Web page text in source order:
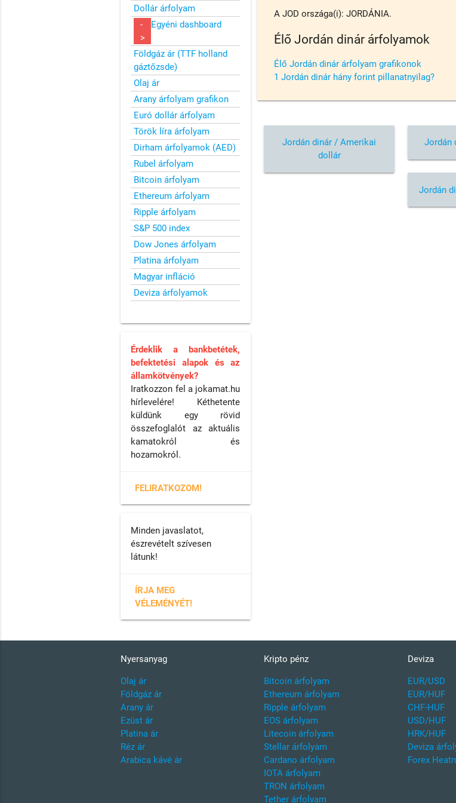
A JOD országa(i): JORDÁNIA.
Élő Jordán dinár árfolyamok
Élő Jordán dinár árfolyam grafikonok
1 Jordán dinár hány forint pillanatnyilag?
Jordán dinár / Amerikai
dollár
Jordán
Jordán
Dollár árfolyam
-
>
Egyéni dashboard
Földgáz ár (TTF holland
gáztőzsde)
Olaj ár
Arany árfolyam grafikon
Euró dollár árfolyam
Török líra árfolyam
Dirham árfolyamok (AED)
Rubel árfolyam
Bitcoin árfolyam
Ethereum árfolyam
Ripple árfolyam
S&P 500 index
Dow Jones árfolyam
Platina árfolyam
Magyar infláció
Deviza árfolyamok
Érdeklik a bankbetétek,
befektetési alapok és az
államkötvények?
Iratkozzon fel a jokamat.hu
hírlevelére! Kéthetente
küldünk egy rövid
összefoglalót az aktuális
kamatokról és
hozamokról.
FELIRATKOZOM!
Minden javaslatot,
észrevételt szívesen
látunk!
ÍRJA MEG
VÉLEMÉNYÉT!
Nyersanyag
Olaj ár
Földgáz ár
Arany ár
Ezüst ár
Platina ár
Réz ár
Arabica kávé ár
Kripto pénz
Bitcoin árfolyam
Ethereum árfolyam
Ripple árfolyam
EOS árfolyam
Litecoin árfolyam
Stellar árfolyam
Cardano árfolyam
IOTA árfolyam
TRON árfolyam
Tether árfolyam
Deviza
EUR/USD
EUR/HUF
CHF-HUF
USD/HUF
HRK/HUF
Deviza
Forex